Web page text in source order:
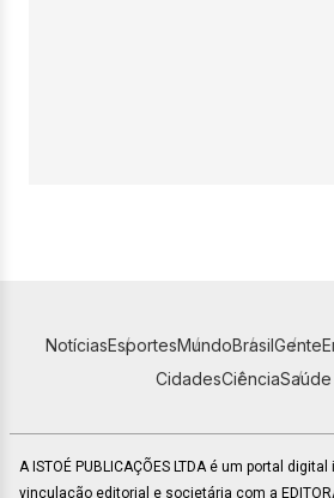
NotíciasEsportesMundoBrasilGente
CidadesCiênciaSaúde
A ISTOÉ PUBLICAÇÕES LTDA é um portal
vinculação editorial e societária com a